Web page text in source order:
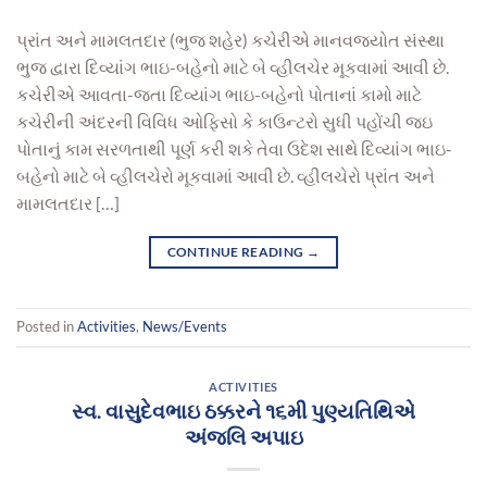
પ્રાંત અને મામલતદાર (ભુજ શહેર) કચેરીએ માનવજ્યોત સંસ્થા
ભુજ દ્વારા દિવ્યાંગ ભાઇ-બહેનો માટે બે વ્હીલચેર મૂકવામાં આવી છે.
કચેરીએ આવતા-જતા દિવ્યાંગ ભાઇ-બહેનો પોતાનાં કામો માટે
કચેરીની અંદરની વિવિધ ઓફિસો કે કાઉન્ટરો સુધી પહોંચી જઇ
પોતાનું કામ સરળતાથી પૂર્ણ કરી શકે તેવા ઉદેશ સાથે દિવ્યાંગ ભાઇ-
બહેનો માટે બે વ્હીલચેરો મૂકવામાં આવી છે. વ્હીલચેરો પ્રાંત અને
મામલતદાર […]
CONTINUE READING →
Posted inActivities, News/Events
ACTIVITIES
સ્વ. વાસુદેવભાઇ ઠક્કરને ૧૬મી પુણ્યતિથિએ
અંજલિ અપાઇ